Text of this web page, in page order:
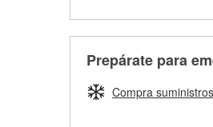
Prepárate para
Compra